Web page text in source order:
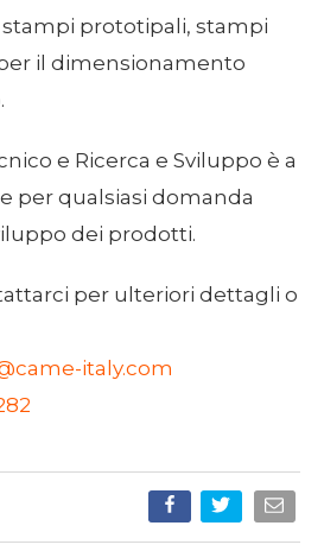
stampi prototipali, stampi
il dimensionamento
e Ricerca e Sviluppo è a
per qualsiasi domanda
dei prodotti.
per ulteriori dettagli o
italy.com